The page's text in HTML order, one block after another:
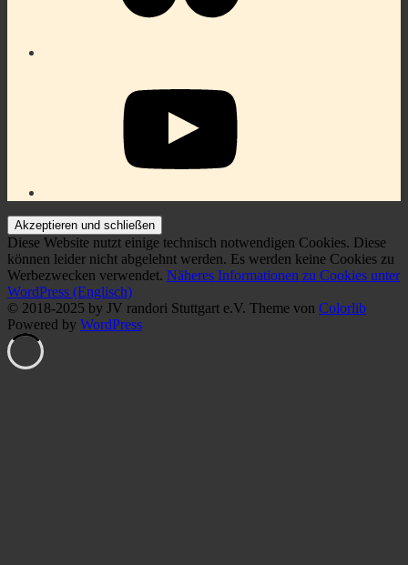
Diese Website nutzt einige technisch notwendigen Cookies. Diese
können leider nicht abgelehnt werden. Es werden keine Cookies zu
Werbezwecken verwendet. Näheres Informationen zu Cookies unter
WordPress (Englisch)
© 2018-2025 by JV randori Stuttgart e.V. Theme von Colorlib
Powered by WordPress